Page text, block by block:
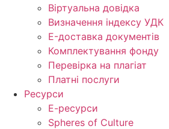
Віртуальна довідка
Визначення індексу УДК
E-доставка документів
Комплектування фонду
Перевірка на плагіат
Платні послуги
Ресурси
Е-ресурси
Spheres of Culture